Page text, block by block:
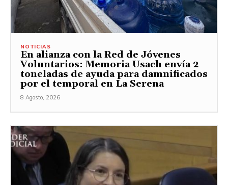
NOTICIAS
En alianza con la Red de Jóvenes
Voluntarios: Memoria Usach envía 2
toneladas de ayuda para damnificados
por el temporal en La Serena
8 Agosto, 2026